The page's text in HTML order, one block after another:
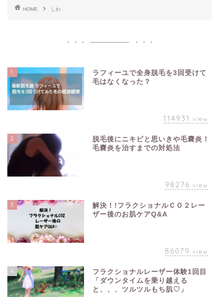
HOME しわ
1
ラフィーユで全身脱毛を3回受けて
毛はなくなった？
114931 view
2
脱毛後にニキビと思いきや毛嚢炎！
毛嚢炎を治すまでの対処法
98276 view
3
解決！!フラクショナルＣＯ２レー
ザー後のお肌ケアQ&A
86079 view
4
フラクショナルレーザー体験1回目
「ダウンタイムを乗り越える
と、、、ツルツルもち肌♡」